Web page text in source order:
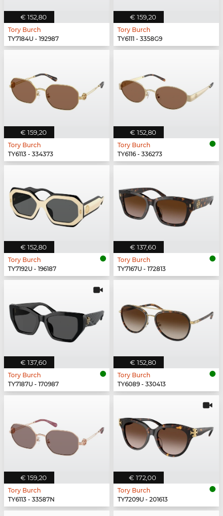
€ 152,80
Tory Burch
TY7184U - 192987
€ 159,20
Tory Burch
TY6111 - 3358G9
€ 159,20
Tory Burch
TY6113 - 334373
€ 152,80
Tory Burch
TY6116 - 336273
€ 152,80
Tory Burch
TY7192U - 196187
€ 137,60
Tory Burch
TY7167U - 172813
€ 137,60
Tory Burch
TY7187U - 170987
€ 152,80
Tory Burch
TY6089 - 330413
€ 159,20
Tory Burch
TY6113 - 33587N
€ 172,00
Tory Burch
TY7209U - 201613